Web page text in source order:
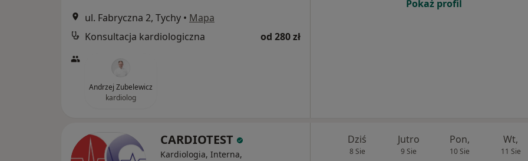
ul. Fabryczna 2, Tychy • Mapa
Konsultacja kardiologiczna
od 280 zł
Andrzej Zubelewicz
kardiolog
Pokaż profil
CARDIOTEST
Kardiologia, Interna,
Dziś
8 Sie
Jutro
9 Sie
Pon,
10 Sie
Wt,
11 Sie